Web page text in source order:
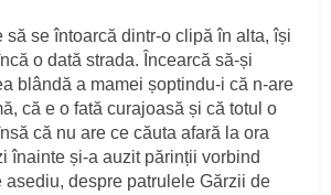
să se întoarcă dintr‑o clipă în alta, își
o dată strada. Încearcă să‑și
blândă a mamei șoptindu‑i că n‑are
că e o fată curajoasă și că totul o
că nu are ce căuta afară la ora
înainte și‑a auzit părinții vorbind
asediu, despre patrulele Gărzii de